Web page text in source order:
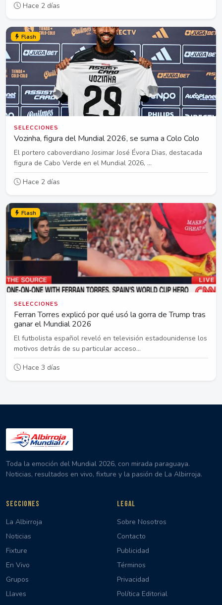
Hace 2 días
Flash
SELECCIONES
Vozinha, figura del Mundial 2026, se suma a Colo Colo
El portero caboverdiano Josimar José Évora Dias, destacada
figura de Cabo Verde en el Mundial 2026, ...
Hace 2 días
Flash
SELECCIONES
Ferran Torres explicó por qué usó la gorra de Trump tras
ganar el Mundial 2026
El futbolista español reveló en televisión estadounidense los
motivos detrás de su particular acceso...
Hace 3 días
Toda la emoción del Mundial 2026, con mirada paraguaya.
Noticias, resultados en vivo, fixture y la pasión de La Albirroja.
SECCIONES
La Albirroja
Noticias
Fixture
En Vivo
Grupos
Llaves
LEGAL
Sobre Nosotros
Contacto
Publicidad
Términos
Privacidad
Política Editorial